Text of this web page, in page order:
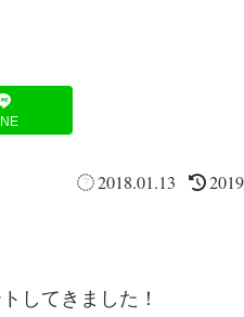
2018.01.13
してきました！